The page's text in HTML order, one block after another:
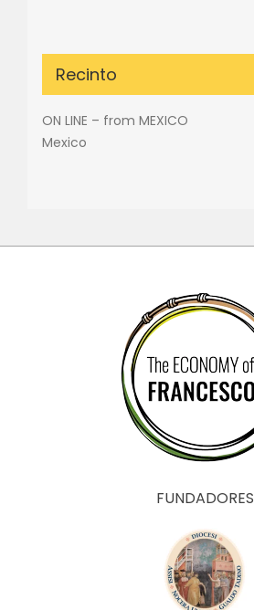
Recinto
ON LINE – from MEXICO
Mexico
FUNDADORES